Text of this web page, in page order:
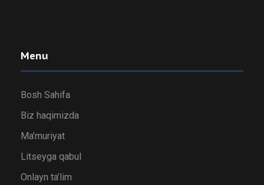
Menu
Bosh Sahifa
Biz haqimizda
Ma’muriyat
Litseyga qabul
Onlayn ta’lim